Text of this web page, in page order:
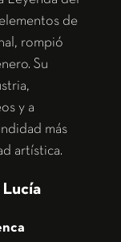
de
rompió
Su
y a
más
artística.
Lucía